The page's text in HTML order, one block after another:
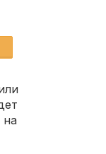
на